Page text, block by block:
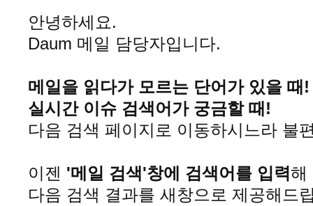
안녕하세요.
Daum 메일 담당자입니다.
메일을 읽다가 모르는 단어가 있을 때!
실시간 이슈 검색어가 궁금할 때!
다음 검색 페이지로 이동하시느라 불
이젠 '메일 검색'창에 검색어를 입력해
다음 검색 결과를 새창으로 제공해드